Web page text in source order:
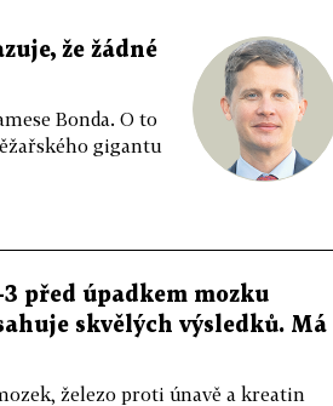
že žádné
Bonda. O to
gigantu
před úpadkem mozku
skvělých výsledků. Má
železo proti únavě a kreatin